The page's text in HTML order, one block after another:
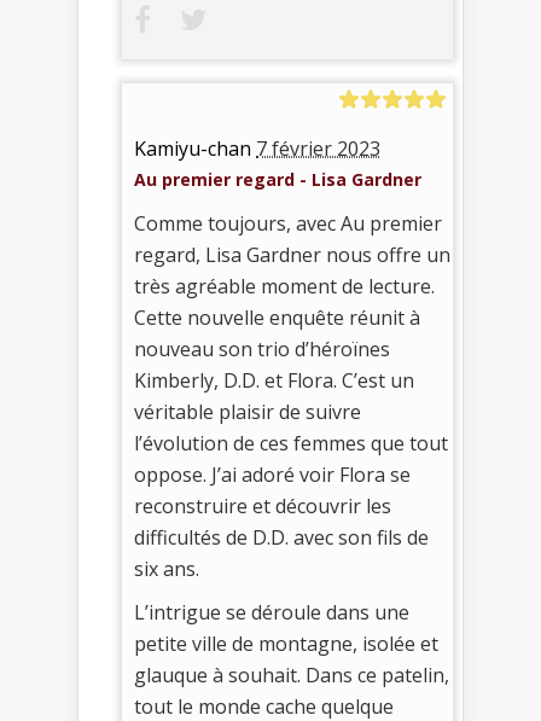
Kamiyu-chan 7 février 2023
Au premier regard - Lisa Gardner
Comme toujours, avec Au premier
regard, Lisa Gardner nous offre un
très agréable moment de lecture.
Cette nouvelle enquête réunit à
nouveau son trio d’héroïnes
Kimberly, D.D. et Flora. C’est un
véritable plaisir de suivre
l’évolution de ces femmes que tout
oppose. J’ai adoré voir Flora se
reconstruire et découvrir les
difficultés de D.D. avec son fils de
six ans.
L’intrigue se déroule dans une
petite ville de montagne, isolée et
glauque à souhait. Dans ce patelin,
tout le monde cache quelque